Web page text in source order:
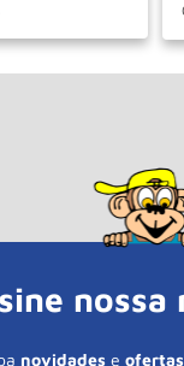
COMPRAR
novidades e ofertas